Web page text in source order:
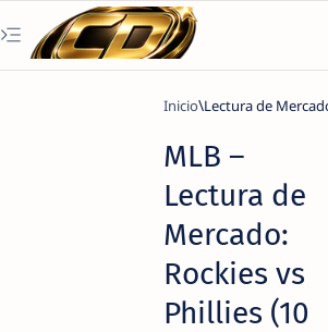
Inicio Lectura de
MLB –
Lectura de
Mercado:
Rockies vs
Phillies (10